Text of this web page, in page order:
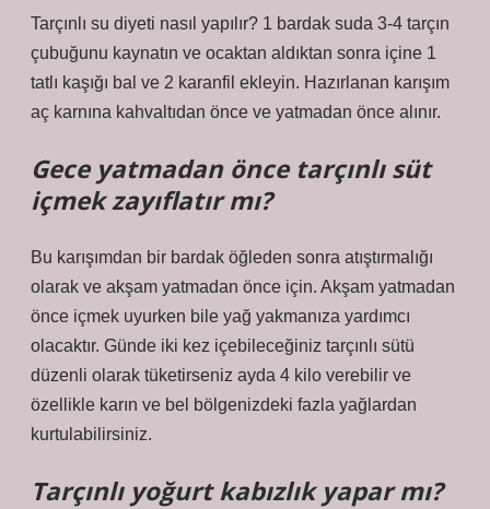
Tarçınlı su diyeti nasıl yapılır? 1 bardak suda 3-4 tarçın
çubuğunu kaynatın ve ocaktan aldıktan sonra içine 1
tatlı kaşığı bal ve 2 karanfil ekleyin. Hazırlanan karışım
aç karnına kahvaltıdan önce ve yatmadan önce alınır.
Gece yatmadan önce tarçınlı süt
içmek zayıflatır mı?
Bu karışımdan bir bardak öğleden sonra atıştırmalığı
olarak ve akşam yatmadan önce için. Akşam yatmadan
önce içmek uyurken bile yağ yakmanıza yardımcı
olacaktır. Günde iki kez içebileceğiniz tarçınlı sütü
düzenli olarak tüketirseniz ayda 4 kilo verebilir ve
özellikle karın ve bel bölgenizdeki fazla yağlardan
kurtulabilirsiniz.
Tarçınlı yoğurt kabızlık yapar mı?